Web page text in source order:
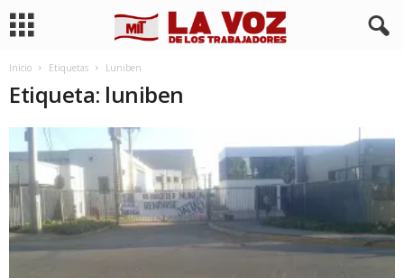
Inicio Etiquetas Luniben
Etiqueta: luniben